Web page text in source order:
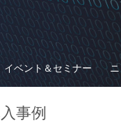
イベント＆セミナー
事例